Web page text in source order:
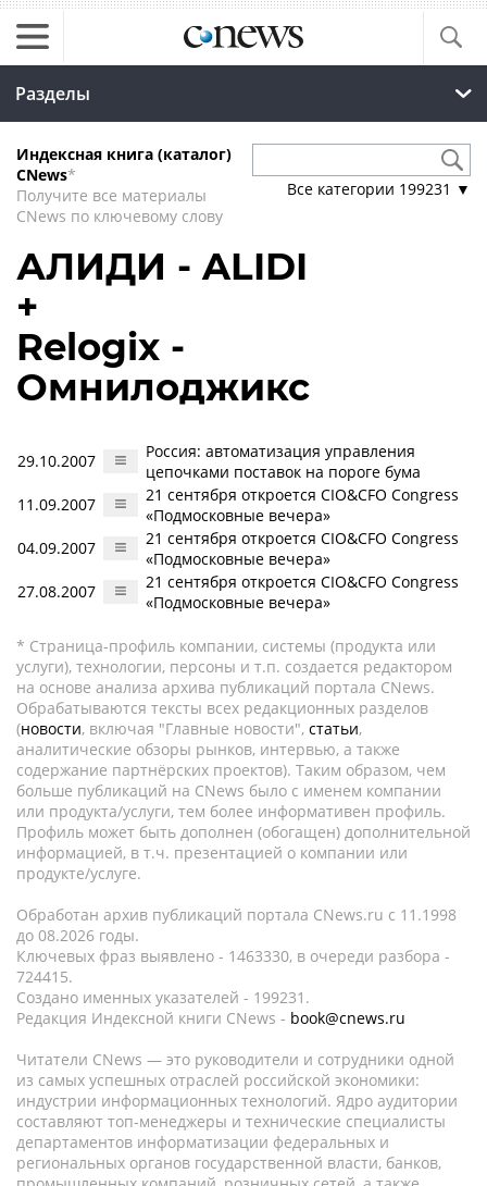
Разделы
Индексная книга (каталог)
CNews*
Получите все материалы
CNews по ключевому слову
Все категории 199231 ▼
АЛИДИ - ALIDI
+
Relogix -
Омнилоджикс
29.10.2007
Россия: автоматизация управления
цепочками поставок на пороге бума
11.09.2007
21 сентября откроется CIO&CFO Congress
«Подмосковные вечера»
04.09.2007
21 сентября откроется CIO&CFO Congress
«Подмосковные вечера»
27.08.2007
21 сентября откроется CIO&CFO Congress
«Подмосковные вечера»
* Страница-профиль компании, системы (продукта или
услуги), технологии, персоны и т.п. создается редактором
на основе анализа архива публикаций портала CNews.
Обрабатываются тексты всех редакционных разделов
(новости, включая "Главные новости", статьи,
аналитические обзоры рынков, интервью, а также
содержание партнёрских проектов). Таким образом, чем
больше публикаций на CNews было с именем компании
или продукта/услуги, тем более информативен профиль.
Профиль может быть дополнен (обогащен) дополнительной
информацией, в т.ч. презентацией о компании или
продукте/услуге.
Обработан архив публикаций портала CNews.ru c 11.1998
до 08.2026 годы.
Ключевых фраз выявлено - 1463330, в очереди разбора -
724415.
Создано именных указателей - 199231.
Редакция Индексной книги CNews - book@cnews.ru
Читатели CNews — это руководители и сотрудники одной
из самых успешных отраслей российской экономики:
индустрии информационных технологий. Ядро аудитории
составляют топ-менеджеры и технические специалисты
департаментов информатизации федеральных и
региональных органов государственной власти, банков,